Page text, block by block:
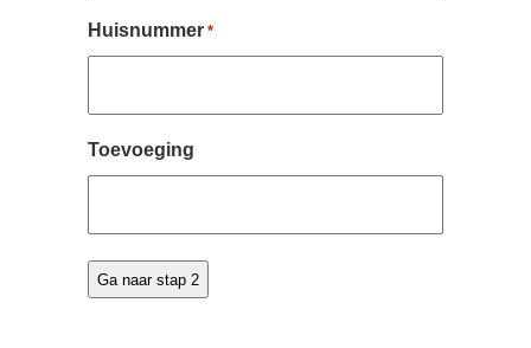
Huisnummer *
Toevoeging